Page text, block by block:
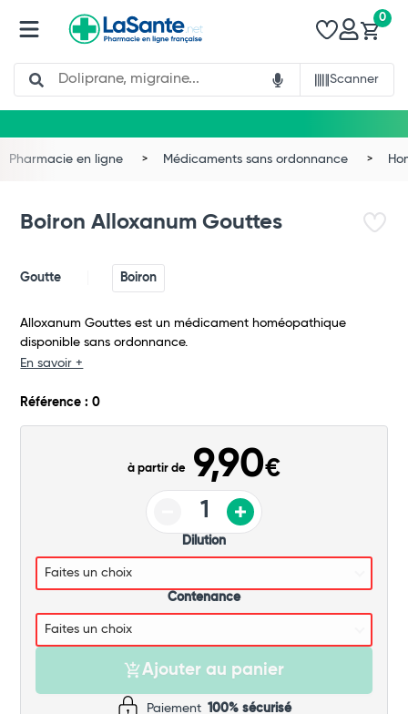
Search
Scanner
0
Total
Pharmacie en ligne Médicaments sans ordonnance
Boiron Alloxanum Gouttes
Goutte Boiron
Alloxanum Gouttes est un médicament homéopathique
disponible sans ordonnance.
En savoir +
Référence : 0
à partir de 9,90€
Dilution
Contenance
Ajouter au panier
Paiement 100% sécurisé